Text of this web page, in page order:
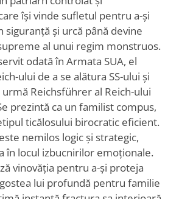
își vinde sufletul pentru a-și
și urcă până devine
al unui regim monstruos.
odată în Armata SUA, el
ului de a se alătura SS-ului și
Reichsführer al Reich-ului
prezintă ca un familist compus,
ticălosului birocratic eficient.
nemilos logic și strategic,
în locul izbucnirilor emoționale.
vinovăția pentru a-și proteja
lui profundă pentru familie